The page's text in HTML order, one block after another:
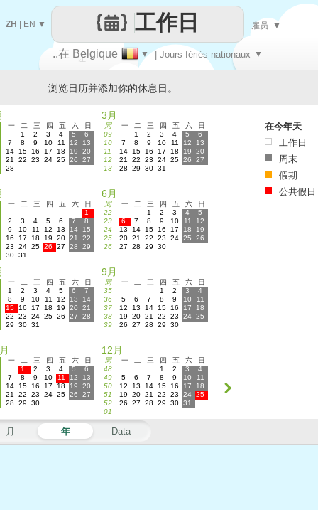
让
..在 Belgique ▼ | Jours fériés nationaux ▼
工作日
ZH EN ▼ 雇员 ▼
浏览日历并添加你的休息日。
一 二 三 四 五 六
日
1
2 3 4 5
6
7
8 9 10 11 12
13
14
15 16 17 18 19
20
21
22 23 24 25 26
27
28
3月
周 一 二 三 四 五 六
日
09
1 2 3 4 5
6
10
7 8 9 10 11 12
13
11
14 15 16 17 18 19
20
12
21 22 23 24 25 26
27
13
28 29 30 31
一 二 三 四 五 六
日
1
2
3 4 5 6 7
8
9
10 11 12 13 14
15
16
17 18 19 20 21
22
23
24 25 26 27 28
29
30 31
6月
周 一 二 三 四 五 六
日
22
1 2 3 4
5
23
6 7 8 9 10 11
12
24
13 14 15 16 17 18
19
25
20 21 22 23 24 25
26
26
27 28 29 30
一 二 三 四 五 六
日
1
2 3 4 5 6
7
8
9 10 11 12 13
14
15
16 17 18 19 20
21
22
23 24 25 26 27
28
29
30 31
9月
周 一 二 三 四 五 六
日
35
1 2 3
4
36
5 6 7 8 9 10
11
37
12 13 14 15 16 17
18
38
19 20 21 22 23 24
25
39
26 27 28 29 30
一 二 三 四 五 六
日
1
2 3 4 5
6
7
8 9 10 11 12
13
14
15 16 17 18 19
20
21
22 23 24 25 26
27
28
29 30
12月
周 一 二 三 四 五 六
日
48
1 2 3
4
49
5 6 7 8 9 10
11
50
12 13 14 15 16 17
18
51
19 20 21 22 23 24
25
52
26 27 28 29 30 31
01
月 年 Data
在今年天
工作日
周末
假期
公共假日